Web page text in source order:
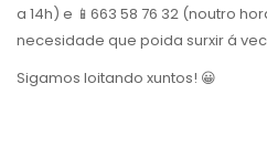
a 14h) e 📱663 58 76 32 (noutro
necesidade que poida surxir á
Sigamos loitando xuntos! 😀